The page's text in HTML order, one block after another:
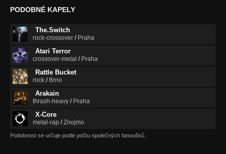
PODOBNÉ KAPELY
The.Switch
rock-crossover / Praha
Atari Terror
crossover-metal / Praha
Rattle Bucket
rock / Brno
Arakain
thrash-heavy / Praha
X-Core
metal-rap /Znojmo
Podobnost se určuje podle počtu společných fanoušků.